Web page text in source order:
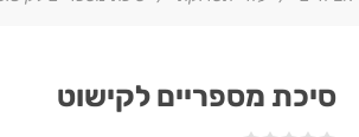
סיכת מספריים לקישוט